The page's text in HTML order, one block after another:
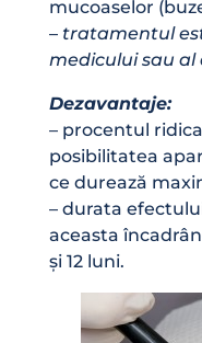
mucoaselor
– tratamentul
medicului sau
Dezavantaje:
– procentul
posibilitatea
ce durează
– durata
aceasta
și 12 luni.